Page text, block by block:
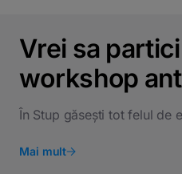
Vrei sa
workshop
În Stup găsești tot felul de
Mai mult